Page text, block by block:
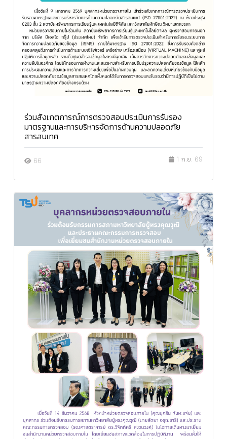
ร่วมสังเกตการณ์การตรวจสอบประเมินการรับรอง
มาตรฐานและการบริหารจัดการด้านความปลอดภัย
สารสนเทศ
66 1 ก.ย. 69